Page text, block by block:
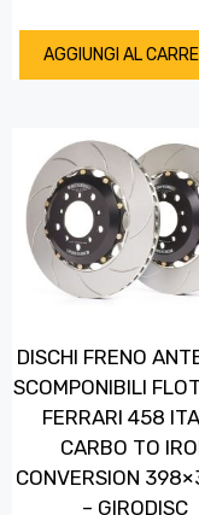
AGGIUNGI AL
DISCHI FRENO
SCOMPONIBILI
FERRARI 458
CARBO TO
CONVERSION
– GIRODISC